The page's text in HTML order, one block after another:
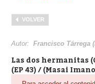
Menu
Biblioteca
VOLVER
Autor:Francisco Tárrega
Las dos hermanitas
(EP 43) / (Masai